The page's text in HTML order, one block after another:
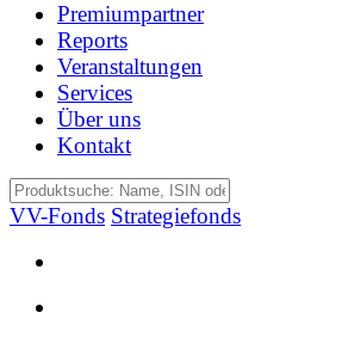
Premiumpartner
Reports
Veranstaltungen
Services
Über uns
Kontakt
VV-Fonds Strategiefonds